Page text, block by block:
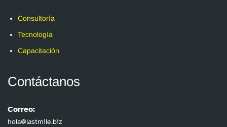
Consultoría
Tecnología
Capacitación
Contáctanos
Correo:
hola@lastmile.biz